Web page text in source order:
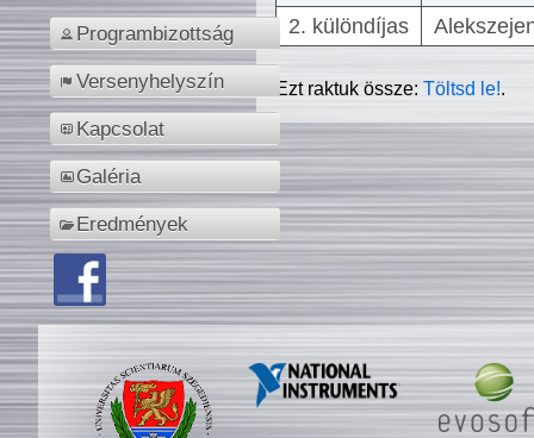
Programbizottság
Versenyhelyszín
Kapcsolat
Galéria
Eredmények
2. különdíjas
Ezt raktuk össze:Töltsd le!.